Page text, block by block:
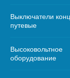
Выключатели
путевые
Высоковольтное
оборудование